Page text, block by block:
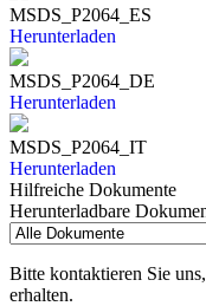
MSDS_P2064_ES
Herunterladen
MSDS_P2064_DE
Herunterladen
MSDS_P2064_IT
Herunterladen
Hilfreiche Dokumente
Herunterladbare
Bitte kontaktieren Sie
erhalten.